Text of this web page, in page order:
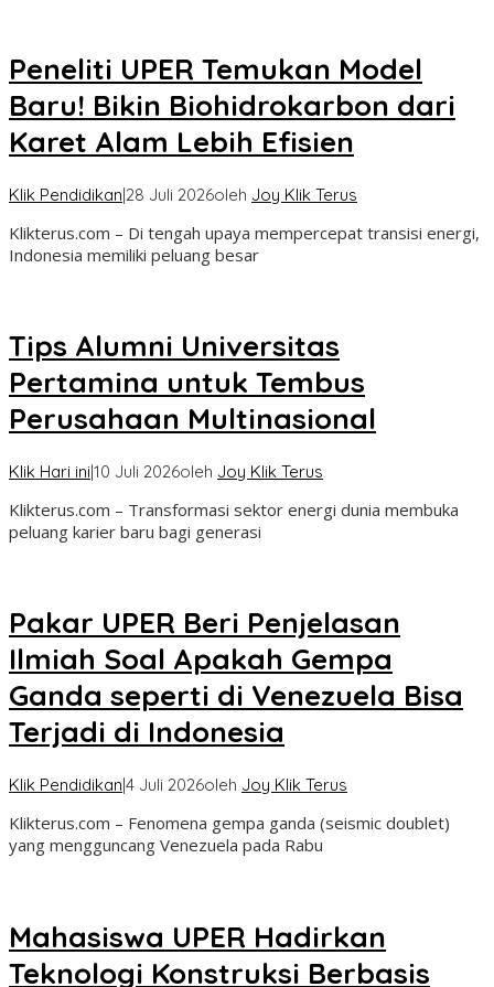
Peneliti UPER Temukan Model
Baru! Bikin Biohidrokarbon dari
Karet Alam Lebih Efisien
Klik Pendidikan|28 Juli 2026oleh Joy Klik Terus
Klikterus.com – Di tengah upaya mempercepat transisi energi,
Indonesia memiliki peluang besar
Tips Alumni Universitas
Pertamina untuk Tembus
Perusahaan Multinasional
Klik Hari ini|10 Juli 2026oleh Joy Klik Terus
Klikterus.com – Transformasi sektor energi dunia membuka
peluang karier baru bagi generasi
Pakar UPER Beri Penjelasan
Ilmiah Soal Apakah Gempa
Ganda seperti di Venezuela Bisa
Terjadi di Indonesia
Klik Pendidikan|4 Juli 2026oleh Joy Klik Terus
Klikterus.com – Fenomena gempa ganda (seismic doublet)
yang mengguncang Venezuela pada Rabu
Mahasiswa UPER Hadirkan
Teknologi Konstruksi Berbasis